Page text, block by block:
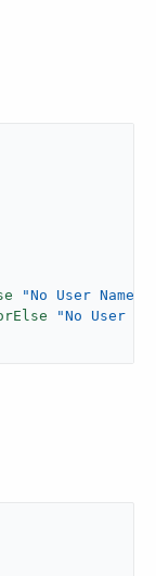
"No User Name"
"No User